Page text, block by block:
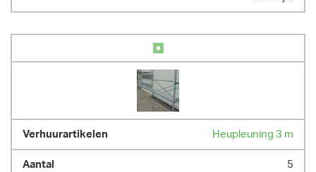
Heupleuning 3 m
5